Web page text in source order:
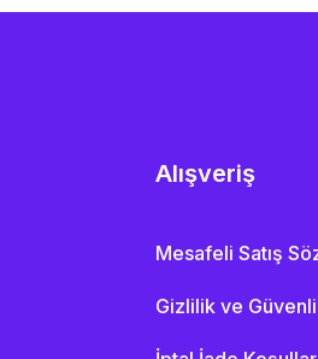
Alışveriş
Mesafeli Satış
Gizlilik ve